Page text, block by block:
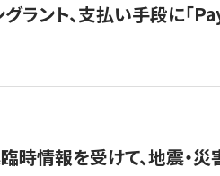
ラント、支払い手段に「
時情報を受けて、地震・